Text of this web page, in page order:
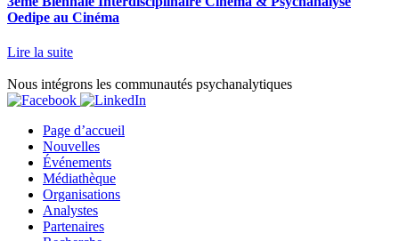
Oedipe au Cinéma
Lire la suite
Nous intégrons les communautés psychanalytiques
Page d’accueil
Nouvelles
Événements
Médiathèque
Organisations
Analystes
Partenaires